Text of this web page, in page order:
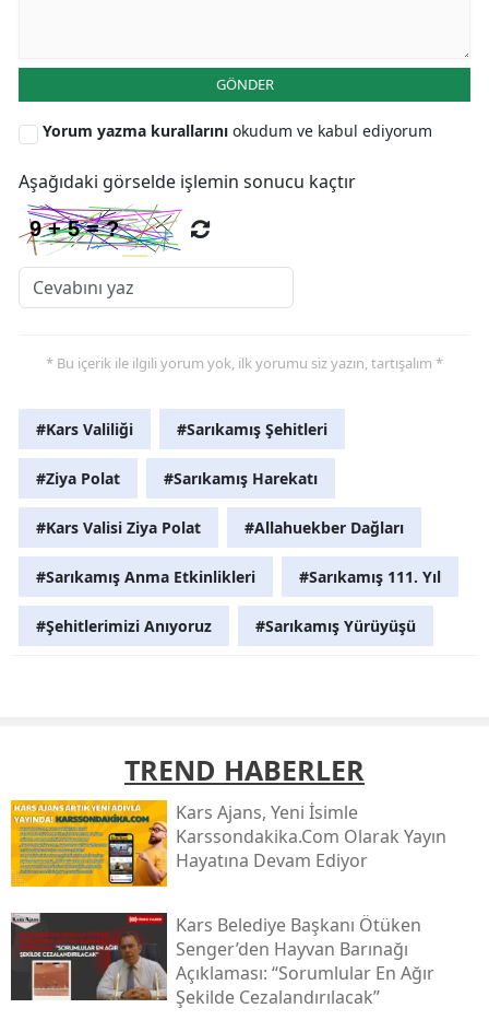
GÖNDER
Yorum yazma kurallarını okudum ve kabul ediyorum
Aşağıdaki görselde işlemin sonucu kaçtır
* Bu içerik ile ilgili yorum yok, ilk yorumu siz yazın, tartışalım *
#Kars Valiliği #Sarıkamış Şehitleri
#Ziya Polat #Sarıkamış Harekatı
#Kars Valisi Ziya Polat #Allahuekber Dağları
#Sarıkamış Anma Etkinlikleri #Sarıkamış 111. Yıl
#Şehitlerimizi Anıyoruz #Sarıkamış Yürüyüşü
TREND HABERLER
Kars Ajans, Yeni İsimle
Karssondakika.com Olarak Yayın
Hayatına Devam Ediyor
Kars Belediye Başkanı Ötüken
Senger’den Hayvan Barınağı
Açıklaması: “sorumlular En Ağır
Şekilde Cezalandırılacak”